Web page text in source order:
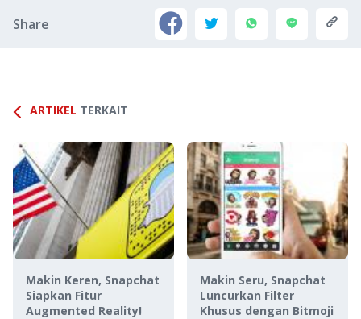
Share
ARTIKEL TERKAIT
Makin Keren, Snapchat
Siapkan Fitur
Augmented Reality!
Makin Seru, Snapchat
Luncurkan Filter
Khusus dengan Bitmoji